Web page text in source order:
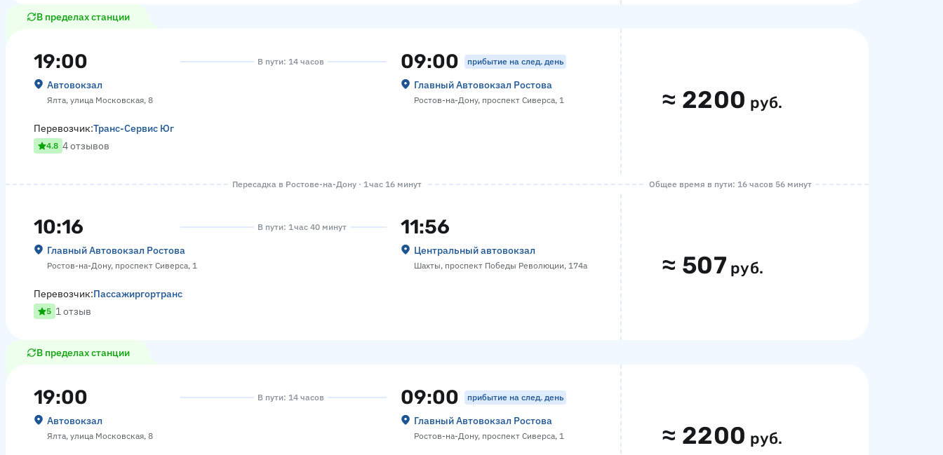
В пределах станции
19:00
Автовокзал
Ялта, улица Московская, 8
В пути: 14 часов 09:00 прибытие на след. день
Главный Автовокзал Ростова
Ростов-на-Дону, проспект Сиверса, 1 ≈ 2200 руб.
Перевозчик:Транс-Сервис Юг
4.8 4 отзывов
Пересадка в Ростове-на-Дону · 1 час 16 минут Общее время в пути: 16 часов 56 минут
10:16
Главный Автовокзал Ростова
Ростов-на-Дону, проспект Сиверса, 1
В пути: 1 час 40 минут 11:56
Центральный автовокзал
Шахты, проспект Победы Революции, 174а ≈ 507 руб.
Перевозчик:Пассажиргортранс
5 1 отзыв
В пределах станции
19:00
Автовокзал
Ялта, улица Московская, 8
В пути: 14 часов 09:00 прибытие на след. день
Главный Автовокзал Ростова
Ростов-на-Дону, проспект Сиверса, 1 ≈ 2200 руб.